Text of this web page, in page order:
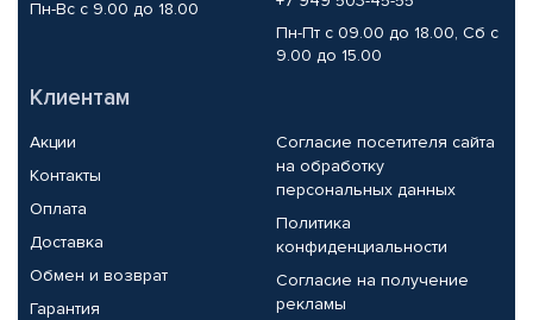
Пн-Вс с 9.00 до 18.00
Пн-Пт с 09.00 до 18.00, Сб с
9.00 до 15.00
Клиентам
Акции
Контакты
Оплата
Доставка
Обмен и возврат
Гарантия
Согласие посетителя сайта
на обработку
персональных данных
Политика
конфиденциальности
Согласие на получение
рекламы